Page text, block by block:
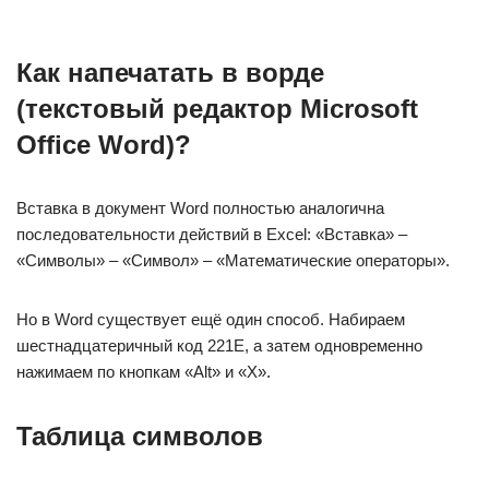
Как напечатать в ворде
(текстовый редактор Microsoft
Office Word)?
Вставка в документ Word полностью аналогична
последовательности действий в Excel: «Вставка» –
«Символы» – «Символ» – «Математические операторы».
Но в Word существует ещё один способ. Набираем
шестнадцатеричный код 221E, а затем одновременно
нажимаем по кнопкам «Alt» и «X».
Таблица символов